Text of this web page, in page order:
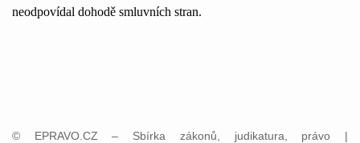
neodpovídal dohodě smluvních stran.
© EPRAVO.CZ – Sbírka zákonů, judikatura, právo |